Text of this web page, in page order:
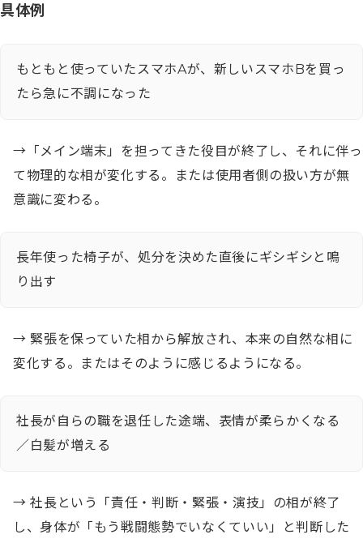
具体例
もともと使っていたスマホAが、新しいスマホBを買っ
たら急に不調になった
→「メイン端末」を担ってきた役目が終了し、それに伴っ
て物理的な相が変化する。または使用者側の扱い方が無
意識に変わる。
長年使った椅子が、処分を決めた直後にギシギシと鳴
り出す
→ 緊張を保っていた相から解放され、本来の自然な相に
変化する。またはそのように感じるようになる。
社長が自らの職を退任した途端、表情が柔らかくなる
／白髪が増える
→ 社長という「責任・判断・緊張・演技」の相が終了
し、身体が「もう戦闘態勢でいなくていい」と判断した